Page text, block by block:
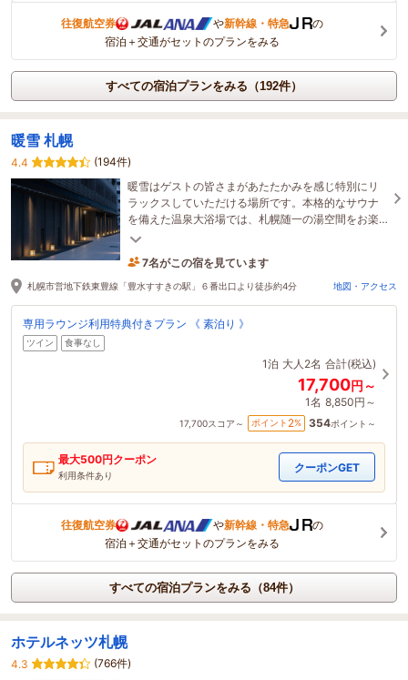
往復航空券 や新幹線・特急
の
宿泊＋交通がセットのプランをみる
すべての宿泊プランをみる（192件）
暖雪 札幌
4.4
(194件)
暖雪はゲストの皆さまがあたたかみを感じ特別にリ
ラックスしていただける場所です。本格的なサウナ
を備えた温泉大浴場では、札幌随一の湯空間をお楽
しみいただけます。北の地、札幌であたたかい休息
7名がこの宿を見ています
43分前に予約されました
札幌市営地下鉄東豊線「豊水すすきの駅」６番出口より徒歩約4分 地図・アクセス
専用ラウンジ利用特典付きプラン 《 素泊り 》
ツイン 食事なし
1泊 大人2名 合計(税込)
17,700円～
1名 8,850円～
17,700スコア～ ポイント 2% 354ポイント～
最大500円クーポン
利用条件あり
クーポンGET
往復航空券 や新幹線・特急
の
宿泊＋交通がセットのプランをみる
すべての宿泊プランをみる（84件）
ホテルネッツ札幌
4.3
(766件)